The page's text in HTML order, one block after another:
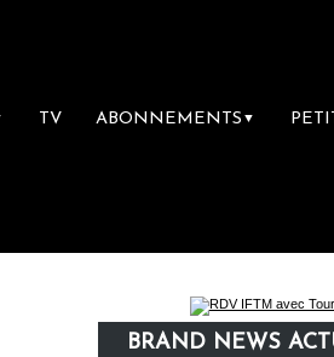
TV ABONNEMENTS ▼
BRAND NEWS